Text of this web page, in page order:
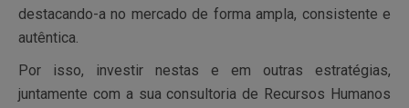
destacando-a no mercado de forma ampla, consistente e
autêntica.
Por isso, investir nestas e em outras estratégias,
juntamente com a sua consultoria de Recursos Humanos